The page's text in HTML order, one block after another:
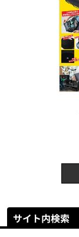
サイト内検索